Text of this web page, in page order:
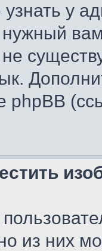
узнать у
не
phpBB
из них